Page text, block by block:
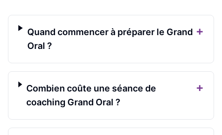
Quand commencer à préparer le Grand
Oral ?
+
Combien coûte une séance de
coaching Grand Oral ?
+